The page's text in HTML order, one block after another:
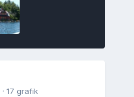
· 17 grafik